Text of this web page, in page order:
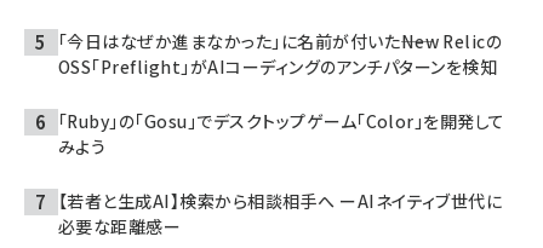
「今日はなぜか進まなかった」に名前が付いた――New Relicの
OSS「Preflight」がAIコーディングのアンチパターンを検知
「Ruby」の「Gosu」でデスクトップゲーム「Color」を開発して
みよう
【若者と生成AI】検索から相談相手へ ーAIネイティブ世代に
必要な距離感ー